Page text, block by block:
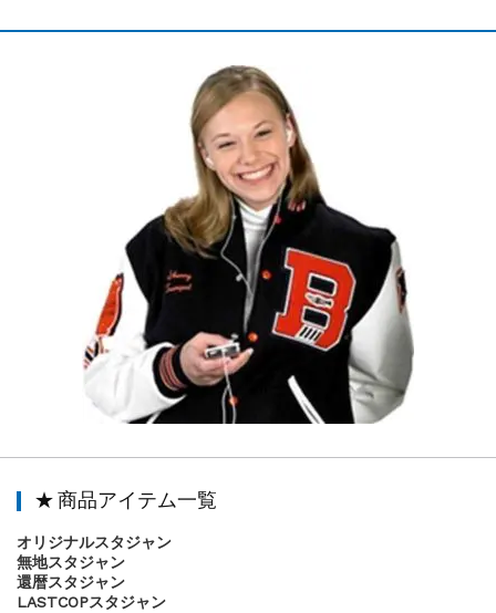
★ 商品アイテム一覧
オリジナルスタジャン
無地スタジャン
還暦スタジャン
LASTCOPスタジャン